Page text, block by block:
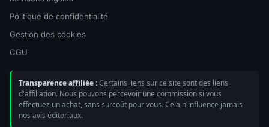
Politique de confidentialité
Gestion des cookies
CGU
Transparence affiliée :Certains liens sur ce site sont des liens
d'affiliation. Nous pouvons percevoir une commission si vous
effectuez un achat, sans surcoût pour vous. Cela n'influence jamais
nos avis éditoriaux.